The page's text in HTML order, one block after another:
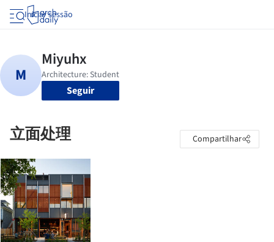
Iniciar sessão
Seguir
立面处理 Compartilhar